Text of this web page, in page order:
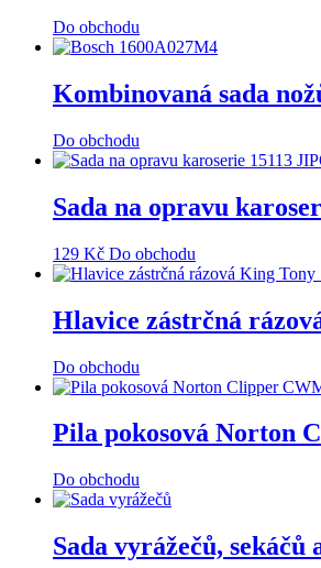
Do obchodu
Kombinovaná sada
Do obchodu
Sada na opravu
129 Kč Do obchodu
Hlavice zástrčná
Do obchodu
Pila pokosová Norton
Do obchodu
Sada vyrážečů,